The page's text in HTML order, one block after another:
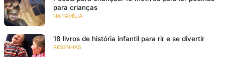
para crianças
NA FAMÍLIA
18 livros de história infantil para rir e se divertir
RESENHAS